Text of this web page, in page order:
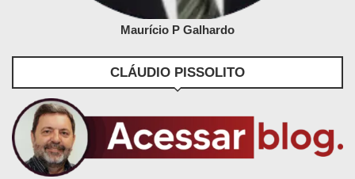
Maurício P Galhardo
CLÁUDIO PISSOLITO